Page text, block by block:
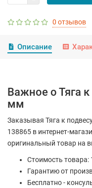
0 отзывов
Описание
Важное о Тяга
мм
Заказывая Тяга к
138865 в интернет-
оригинальный товар на
Стоимость товара:
Гарантию от
Бесплатно -